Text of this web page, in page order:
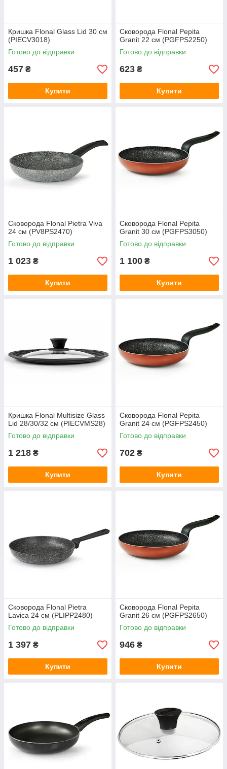
Кришка Flonal Glass Lid 30 см
(PIECV3018)
Готово до відправки
457 ₴
Купити
Сковорода Flonal Pepita
Granit 22 см (PGFPS2250)
Готово до відправки
623 ₴
Купити
Сковорода Flonal Pietra Viva
24 см (PV8PS2470)
Готово до відправки
1 023 ₴
Купити
Сковорода Flonal Pepita
Granit 30 см (PGFPS3050)
Готово до відправки
1 100 ₴
Купити
Кришка Flonal Multisize Glass
Lid 28/30/32 см (PIECVMS28)
Готово до відправки
1 218 ₴
Купити
Сковорода Flonal Pepita
Granit 24 см (PGFPS2450)
Готово до відправки
702 ₴
Купити
Сковорода Flonal Pietra
Lavica 24 см (PLIPP2480)
Готово до відправки
1 397 ₴
Купити
Сковорода Flonal Pepita
Granit 26 см (PGFPS2650)
Готово до відправки
946 ₴
Купити